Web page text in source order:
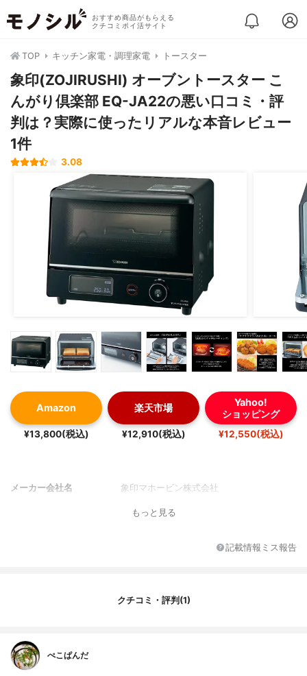
おすすめ商品がもらえる
クチコミポイ活サイト
TOP キッチン家電・調理家電 トースター
象印(ZOJIRUSHI) オーブントースター こ
んがり倶楽部 EQ-JA22の悪い口コミ・評
判は？実際に使ったリアルな本音レビュー
1件
3.08
Amazon
¥13,800(税込)
楽天市場
¥12,910(税込)
Yahoo!
ショッピング
¥12,550(税込)
メーカー会社名 象印マホービン株式会社
もっと見る
記載情報ミス報告
クチコミ・評判(1)
ぺこぱんだ